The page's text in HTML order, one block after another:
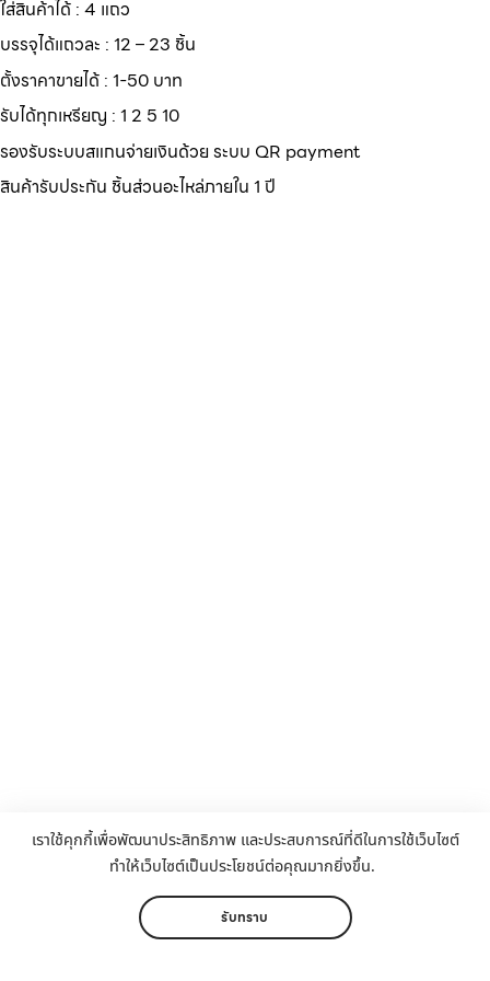
เราใช้คุกกี้เพื่อพัฒนาประสิทธิภาพ และประสบการณ์ที่ดีในการใช้เว็บไซต์
ทำให้เว็บไซต์เป็นประโยชน์ต่อคุณมากยิ่งขึ้น.
รับทราบ
ใส่สินค้าได้ : 4 แถว
บรรจุได้แถวละ : 12 – 23 ชิ้น
ตั้งราคาขายได้ : 1-50 บาท
รับได้ทุกเหรียญ : 1 2 5 10
รองรับระบบสแกนจ่ายเงินด้วย ระบบ QR payment
สินค้ารับประกัน ชิ้นส่วนอะไหล่ภายใน 1 ปี